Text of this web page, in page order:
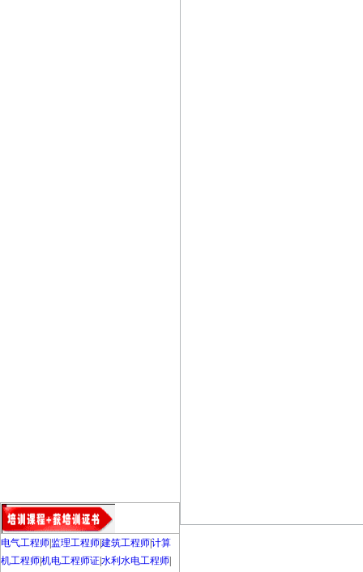
电气工程师 监理工程师建筑工程师计算
机工程师机电工程师证水利水电工程师